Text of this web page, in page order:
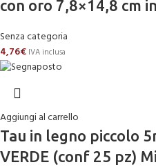
con oro 7,8×14,8 cm
Senza categoria
4,76€ IVA inclusa
Aggiungi al carrello
Tau in legno piccolo
VERDE (conf 25 pz)